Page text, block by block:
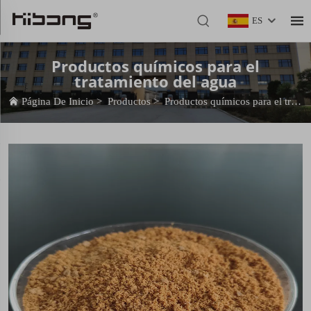
ES
Productos químicos para el
tratamiento del agua
Página De Inicio> Productos>Productos químicos para el tratamiento del agua